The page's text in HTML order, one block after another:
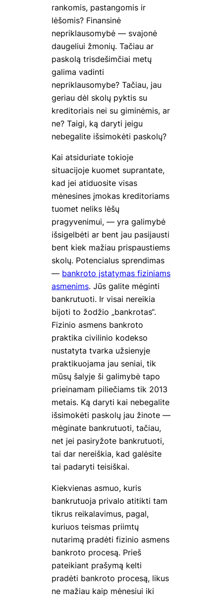
rankomis, pastangomis ir
lėšomis? Finansinė
nepriklausomybė — svajonė
daugeliui žmonių. Tačiau ar
paskolą trisdešimčiai metų
galima vadinti
nepriklausomybe? Tačiau, jau
geriau dėl skolų pyktis su
kreditoriais nei su giminėmis, ar
ne? Taigi, ką daryti jeigu
nebegalite išsimokėti paskolų?
Kai atsiduriate tokioje
situacijoje kuomet suprantate,
kad jei atiduosite visas
mėnesines įmokas kreditoriams
tuomet neliks lėšų
pragyvenimui, — yra galimybė
išsigelbėti ar bent jau pasijausti
bent kiek mažiau prispaustiems
skolų. Potencialus sprendimas
— bankroto įstatymas fiziniams
asmenims. Jūs galite mėginti
bankrutuoti. Ir visai nereikia
bijoti to žodžio „bankrotas“.
Fizinio asmens bankroto
praktika civilinio kodekso
nustatyta tvarka užsienyje
praktikuojama jau seniai, tik
mūsų šalyje ši galimybė tapo
prieinamam piliečiams tik 2013
metais. Ką daryti kai nebegalite
išsimokėti paskolų jau žinote —
mėginate bankrutuoti, tačiau,
net jei pasiryžote bankrutuoti,
tai dar nereiškia, kad galėsite
tai padaryti teisiškai.
Kiekvienas asmuo, kuris
bankrutuoja privalo atitikti tam
tikrus reikalavimus, pagal,
kuriuos teismas priimtų
nutarimą pradėti fizinio asmens
bankroto procesą. Prieš
pateikiant prašymą kelti
pradėti bankroto procesą, likus
ne mažiau kaip mėnesiui iki